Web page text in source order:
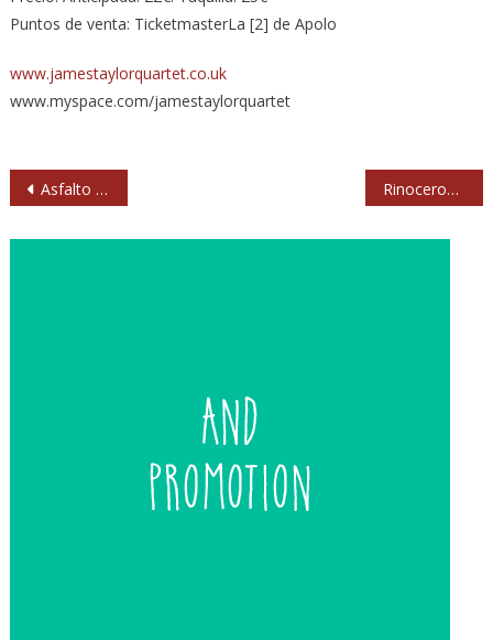
Puntos de venta: TicketmasterLa [2] de Apolo
www.jamestaylorquartet.co.uk
www.myspace.com/jamestaylorquartet
Navegación
Asfalto darán dos conciertos en Madrid esta primavera Rinocerose y Calvin Harris se suman al Arenal Sound